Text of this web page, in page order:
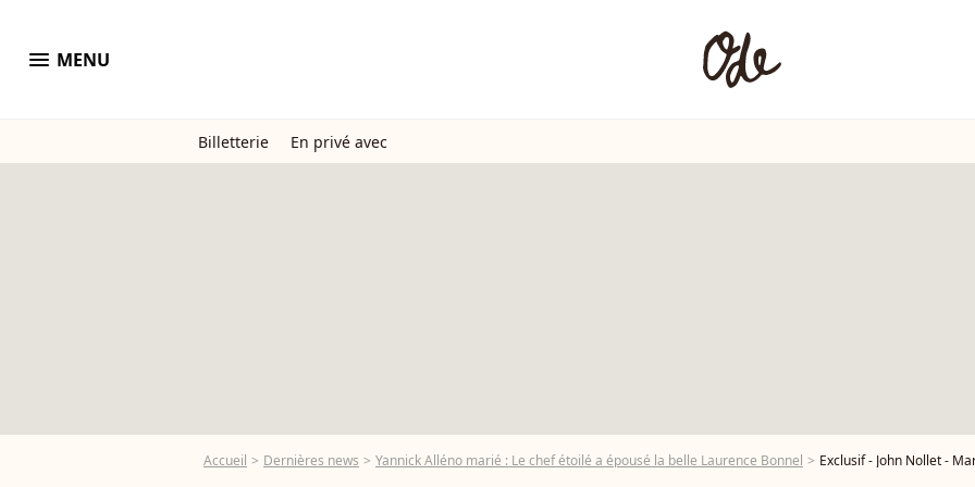
menu MENU
Billetterie En privé avec
Accueil Dernières news Yannick Alléno marié : Le chef étoilé a épousé la belle Laurence Bonnel Exclusif - John Nollet - Mariage du chef étoilé Yannick